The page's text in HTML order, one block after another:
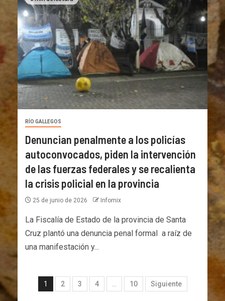
RÍO GALLEGOS
Denuncian penalmente a los policías
autoconvocados, piden la intervención
de las fuerzas federales y se recalienta
la crisis policial en la provincia
25 de junio de 2026 Infomix
La Fiscalía de Estado de la provincia de Santa
Cruz plantó una denuncia penal formal a raíz de
una manifestación y...
1 2 3 4 10 Siguiente